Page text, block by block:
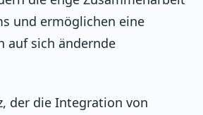
und ermöglichen eine
auf sich ändernde
der die Integration von